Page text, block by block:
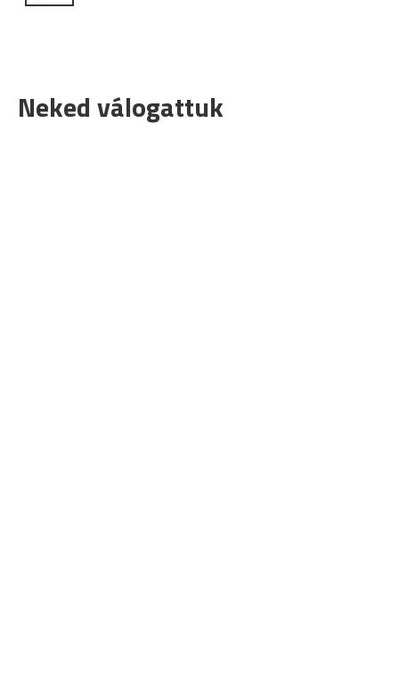
Neked válogattuk